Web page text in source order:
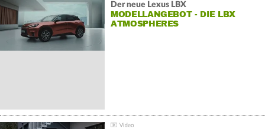
Der neue Lexus LBX
MODELLANGEBOT - DIE LBX
ATMOSPHERES